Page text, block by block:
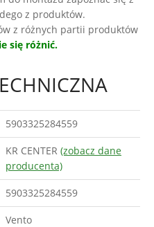
z produktów.
z różnych partii produktów
się różnić.
5903325284559
KR CENTER (zobacz dane
producenta)
5903325284559
Vento